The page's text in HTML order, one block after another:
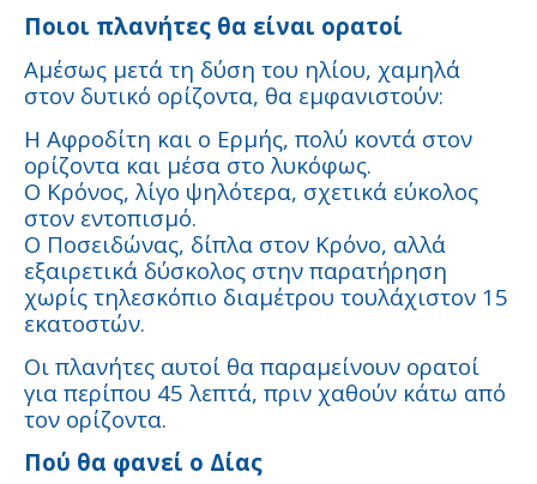
Ποιοι πλανήτες θα είναι ορατοί
Αμέσως μετά τη δύση του ηλίου, χαμηλά
στον δυτικό ορίζοντα, θα εμφανιστούν:
Η Αφροδίτη και ο Ερμής, πολύ κοντά στον
ορίζοντα και μέσα στο λυκόφως.
Ο Κρόνος, λίγο ψηλότερα, σχετικά εύκολος
στον εντοπισμό.
Ο Ποσειδώνας, δίπλα στον Κρόνο, αλλά
εξαιρετικά δύσκολος στην παρατήρηση
χωρίς τηλεσκόπιο διαμέτρου τουλάχιστον 15
εκατοστών.
Οι πλανήτες αυτοί θα παραμείνουν ορατοί
για περίπου 45 λεπτά, πριν χαθούν κάτω από
τον ορίζοντα.
Πού θα φανεί ο Δίας